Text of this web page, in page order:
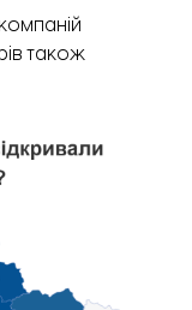
також